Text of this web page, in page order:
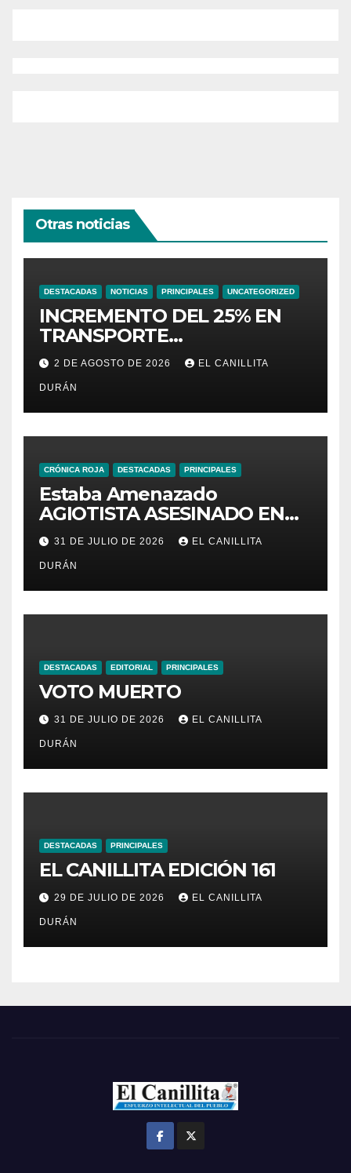
Otras noticias
DESTACADAS NOTICIAS PRINCIPALES UNCATEGORIZED
INCREMENTO DEL 25% EN
TRANSPORTE
INTERPROVINCIAL NO
INCLUYE A TRANPORTISTAS
URBANOS
INTERCANTONALES.
2 DE AGOSTO DE 2026 EL CANILLITA
DURÁN
CRÓNICA ROJA DESTACADAS PRINCIPALES
Estaba Amenazado
AGIOTISTA ASESINADO EN
SU NEGOCIO
31 DE JULIO DE 2026 EL CANILLITA
DURÁN
DESTACADAS EDITORIAL PRINCIPALES
VOTO MUERTO
31 DE JULIO DE 2026 EL CANILLITA
DURÁN
DESTACADAS PRINCIPALES
EL CANILLITA EDICIÓN 161
29 DE JULIO DE 2026 EL CANILLITA
DURÁN